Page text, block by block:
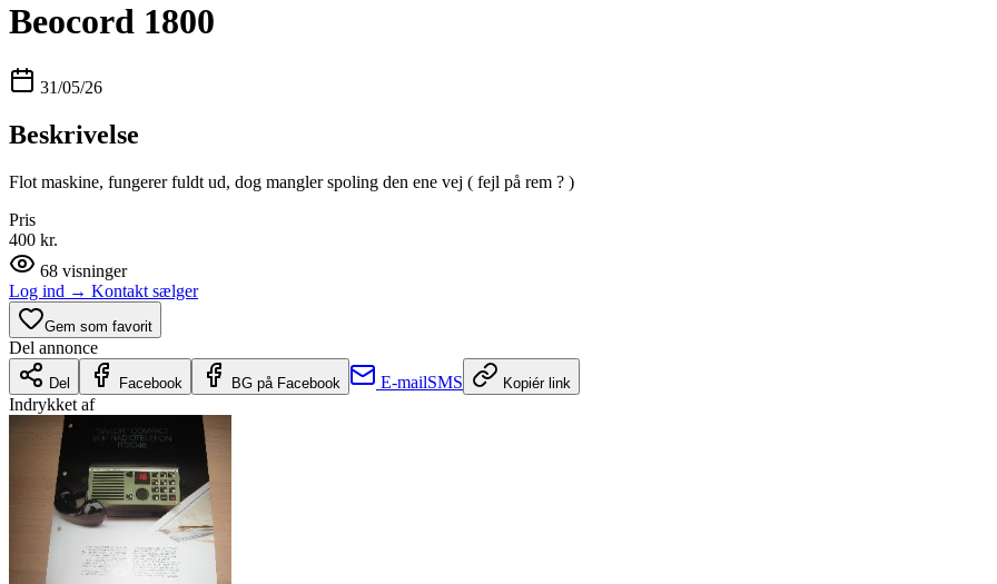
Beocord 1800
31/05/26
Beskrivelse
Flot maskine, fungerer fuldt ud, dog mangler spoling den ene vej ( fejl på rem ? )
Pris
400 kr.
68 visninger
Log ind → Kontakt sælger
Gem som favorit
Del annonce
Del Facebook BG på Facebook E-mailSMS Kopiér link
Indrykket af